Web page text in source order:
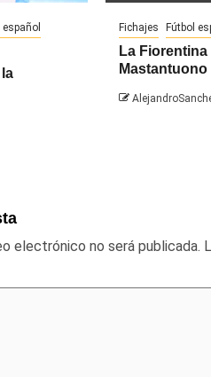
español
Fichajes Fútbol
La Fiorentina
Mastantuono
electrónico no será publicada.